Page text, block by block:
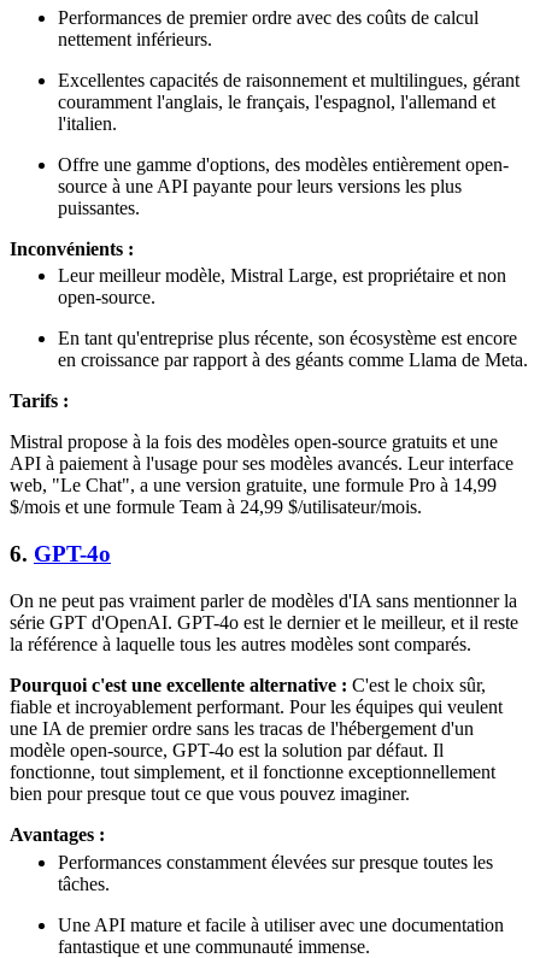
Performances de premier ordre avec des coûts de calcul
nettement inférieurs.
Excellentes capacités de raisonnement et multilingues, gérant
couramment l'anglais, le français, l'espagnol, l'allemand et
l'italien.
Offre une gamme d'options, des modèles entièrement open-
source à une API payante pour leurs versions les plus
puissantes.
Inconvénients :
Leur meilleur modèle, Mistral Large, est propriétaire et non
open-source.
En tant qu'entreprise plus récente, son écosystème est encore
en croissance par rapport à des géants comme Llama de Meta.
Tarifs :
Mistral propose à la fois des modèles open-source gratuits et une
API à paiement à l'usage pour ses modèles avancés. Leur interface
web, "Le Chat", a une version gratuite, une formule Pro à 14,99
$/mois et une formule Team à 24,99 $/utilisateur/mois.
6. GPT-4o
On ne peut pas vraiment parler de modèles d'IA sans mentionner la
série GPT d'OpenAI. GPT-4o est le dernier et le meilleur, et il reste
la référence à laquelle tous les autres modèles sont comparés.
Pourquoi c'est une excellente alternative : C'est le choix sûr,
fiable et incroyablement performant. Pour les équipes qui veulent
une IA de premier ordre sans les tracas de l'hébergement d'un
modèle open-source, GPT-4o est la solution par défaut. Il
fonctionne, tout simplement, et il fonctionne exceptionnellement
bien pour presque tout ce que vous pouvez imaginer.
Avantages :
Performances constamment élevées sur presque toutes les
tâches.
Une API mature et facile à utiliser avec une documentation
fantastique et une communauté immense.